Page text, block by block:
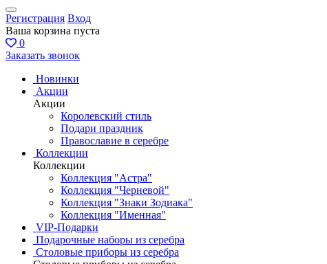
Регистрация Вход
Ваша корзина пуста
0
Заказать звонок
Новинки
Акции
Акции
Королевский стиль
Подари праздник
Православие в серебре
Коллекции
Коллекции
Коллекция "Астра"
Коллекция "Черневой"
Коллекция "Знаки Зодиака"
Коллекция "Именная"
VIP-Подарки
Подарочные наборы из серебра
Столовые приборы из серебра